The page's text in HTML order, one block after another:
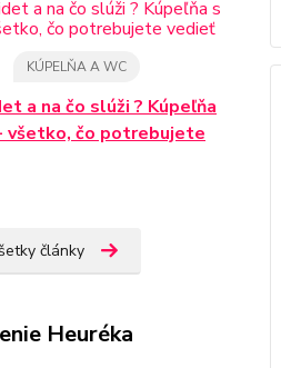
KÚPELŇA A WC
a na čo slúži ? Kúpeľňa
všetko, čo potrebujete
články
Heuréka